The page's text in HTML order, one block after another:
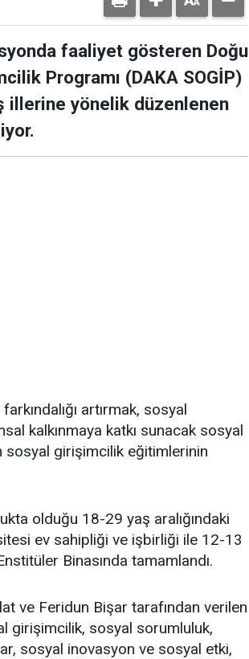
faaliyet gösteren Doğu
Programı (DAKA SOGİP)
illerine yönelik düzenlenen
artırmak, sosyal
kalkınmaya katkı sunacak sosyal
sosyal girişimcilik eğitimlerinin
olduğu 18-29 yaş aralığındaki
ev sahipliği ve işbirliği ile 12-13
Binasında tamamlandı.
ve Feridun Bişar tarafından verilen
girişimcilik, sosyal sorumluluk,
sosyal inovasyon ve sosyal etki,